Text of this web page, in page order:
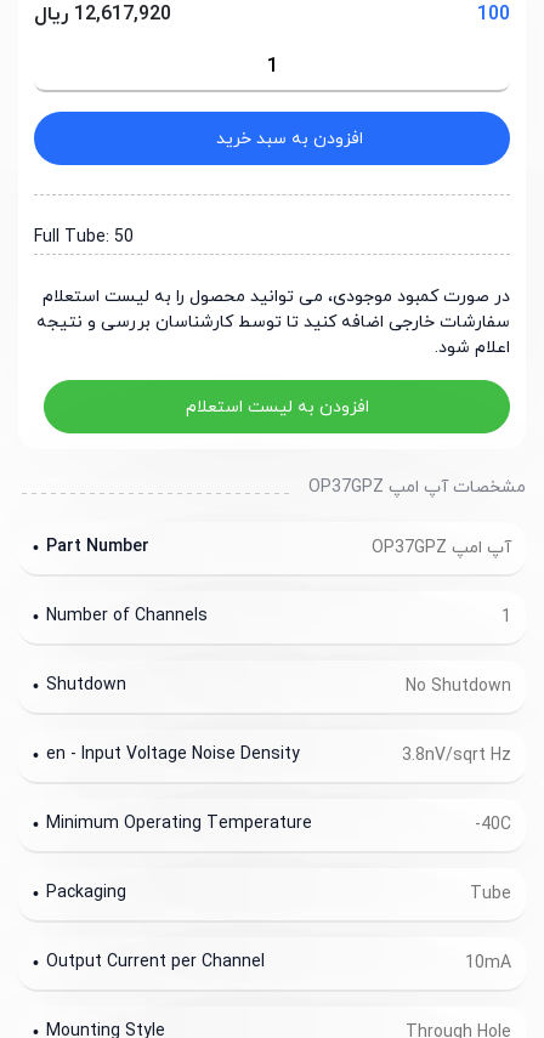
100
12,617,920 ریال
افزودن به سبد خرید
Full Tube: 50
در صورت کمبود موجودی، می توانید محصول را به لیست استعلام
سفارشات خارجی اضافه کنید تا توسط کارشناسان بررسی و نتیجه
اعلام شود.
افزودن به لیست استعلام
مشخصات آپ امپ OP37GPZ
آپ امپ OP37GPZ Part Number
1
Number of Channels
No Shutdown
Shutdown
3.8nV/sqrt Hz
en - Input Voltage Noise Density
-40C
Minimum Operating Temperature
Tube
Packaging
10mA
Output Current per Channel
Through Hole
Mounting Style